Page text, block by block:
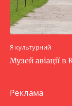
Я культурний
Музей авіації в
Реклама